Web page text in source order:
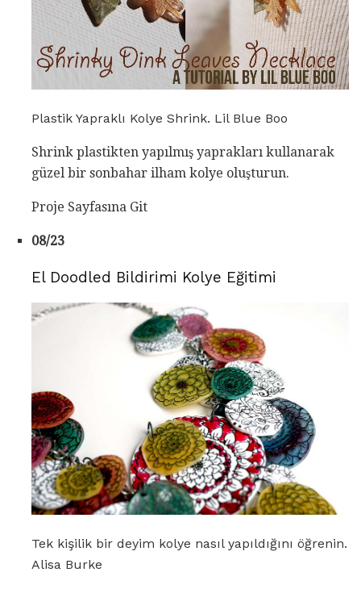
Plastik Yapraklı Kolye Shrink. Lil Blue Boo
Shrink plastikten yapılmış yaprakları kullanarak
güzel bir sonbahar ilham kolye oluşturun.
Proje Sayfasına Git
08/23
El Doodled Bildirimi Kolye Eğitimi
Tek kişilik bir deyim kolye nasıl yapıldığını öğrenin.
Alisa Burke